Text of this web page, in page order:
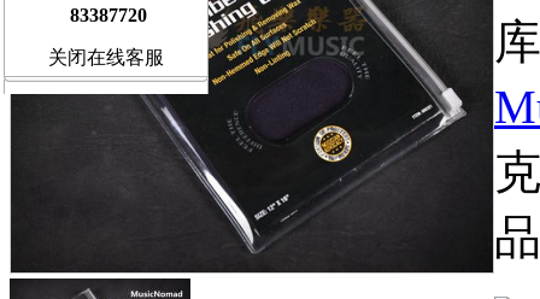
83387720
关闭在线客服